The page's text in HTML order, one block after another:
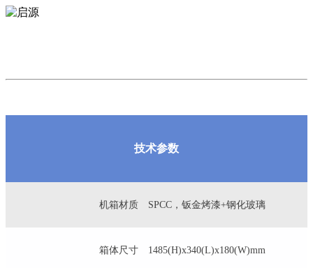
技术参数
机箱材质 SPCC，钣金烤漆+钢化玻璃
箱体尺寸 1485(H)x340(L)x180(W)mm